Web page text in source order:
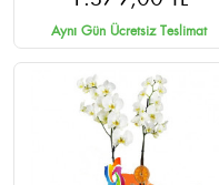
Aynı Gün Ücretsiz Teslimat